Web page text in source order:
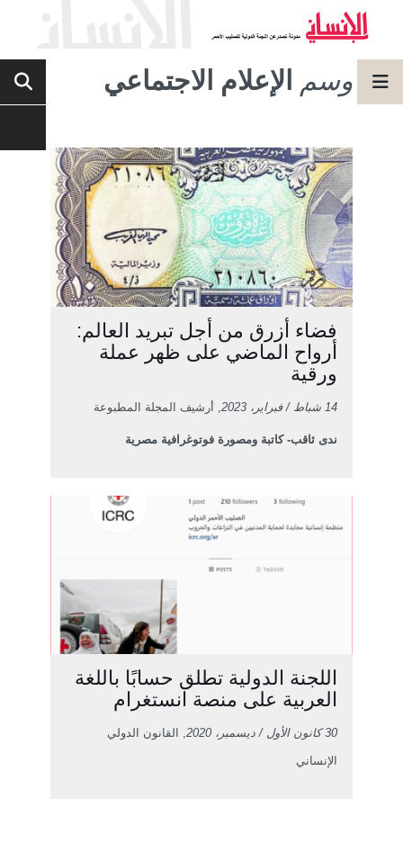
وسم الإعلام الاجتماعي
فضاء أزرق من أجل تبريد العالم:
أرواح الماضي على ظهر عملة
ورقية
14 شباط / فبراير، 2023 , أرشيف المجلة المطبوعة
ندى ثاقب- كاتبة ومصورة فوتوغرافية مصرية
اللجنة الدولية تطلق حسابًا باللغة
العربية على منصة انستغرام
30 كانون الأول / ديسمبر، 2020 , القانون الدولي
الإنساني